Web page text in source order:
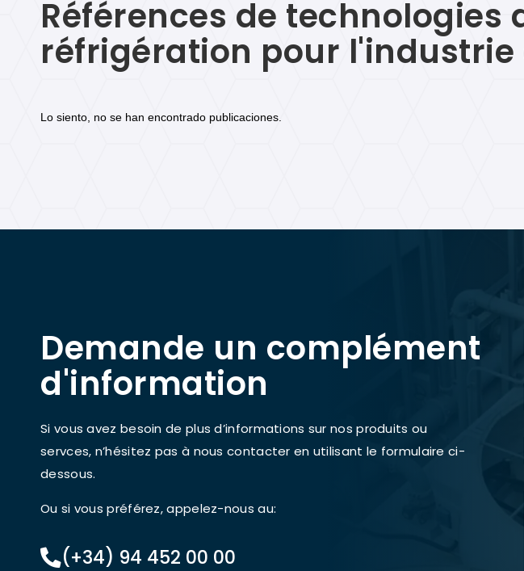
Références de technologies
réfrigération pour l'industrie
Lo siento, no se han encontrado publicaciones.
Demande un complément
d'information
Si vous avez besoin de plus d’informations sur nos produits ou
servces, n’hésitez pas à nous contacter en utilisant le formulaire ci-
dessous.
Ou si vous préférez, appelez-nous au:
(+34) 94 452 00 00